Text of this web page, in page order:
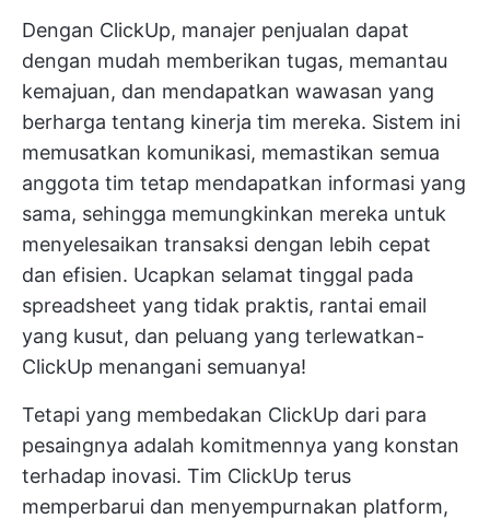
Dengan ClickUp, manajer penjualan dapat
dengan mudah memberikan tugas, memantau
kemajuan, dan mendapatkan wawasan yang
berharga tentang kinerja tim mereka. Sistem ini
memusatkan komunikasi, memastikan semua
anggota tim tetap mendapatkan informasi yang
sama, sehingga memungkinkan mereka untuk
menyelesaikan transaksi dengan lebih cepat
dan efisien. Ucapkan selamat tinggal pada
spreadsheet yang tidak praktis, rantai email
yang kusut, dan peluang yang terlewatkan-
ClickUp menangani semuanya!
Tetapi yang membedakan ClickUp dari para
pesaingnya adalah komitmennya yang konstan
terhadap inovasi. Tim ClickUp terus
memperbarui dan menyempurnakan platform,